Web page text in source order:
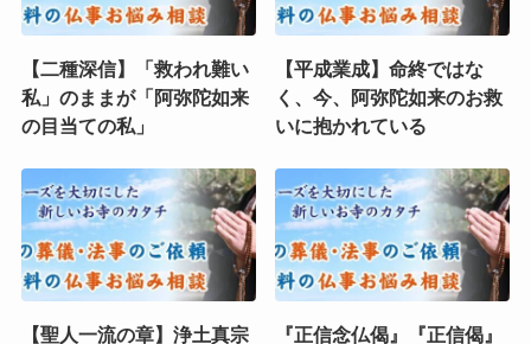
【二種深信】「救われ難い
私」のままが「阿弥陀如来
の目当ての私」
【平成業成】命終ではな
く、今、阿弥陀如来のお救
いに抱かれている
【聖人一流の章】浄土真宗
『正信念仏偈』『正信偈』